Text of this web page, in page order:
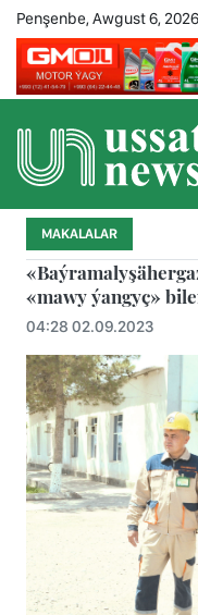
Penşenbe, Awgust 6, 2026
MAKALALAR
«mawy ýangyç»
04:28 02.09.2023